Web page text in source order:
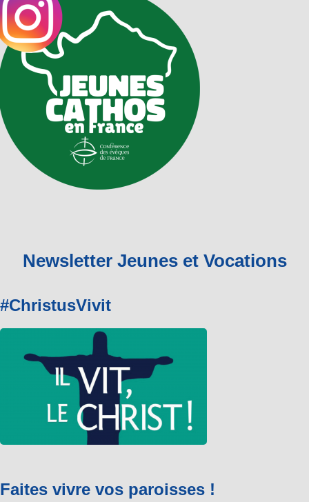
Newsletter Jeunes et Vocations
#ChristusVivit
Faites vivre vos paroisses !